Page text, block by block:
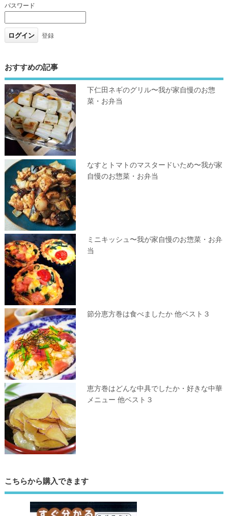
パスワード
登録
おすすめの記事
下仁田ネギのグリル〜我が家自慢のお惣
菜・お弁当
なすとトマトのマスタードいため〜我が家
自慢のお惣菜・お弁当
ミニキッシュ〜我が家自慢のお惣菜・お弁
当
節分恵方巻は食べましたか 他ベスト３
恵方巻はどんな中具でしたか・好きな中華
メニュー 他ベスト３
こちらから購入できます